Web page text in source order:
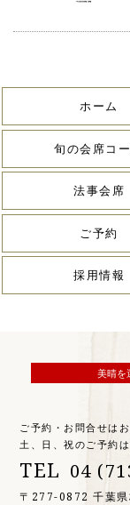
ホーム
旬の会席コ
法事会席
ご予約
採用情報
美晴を
ご予約・お問合せは
土、日、祝のご予約
TEL 04
〒277-0872 千葉